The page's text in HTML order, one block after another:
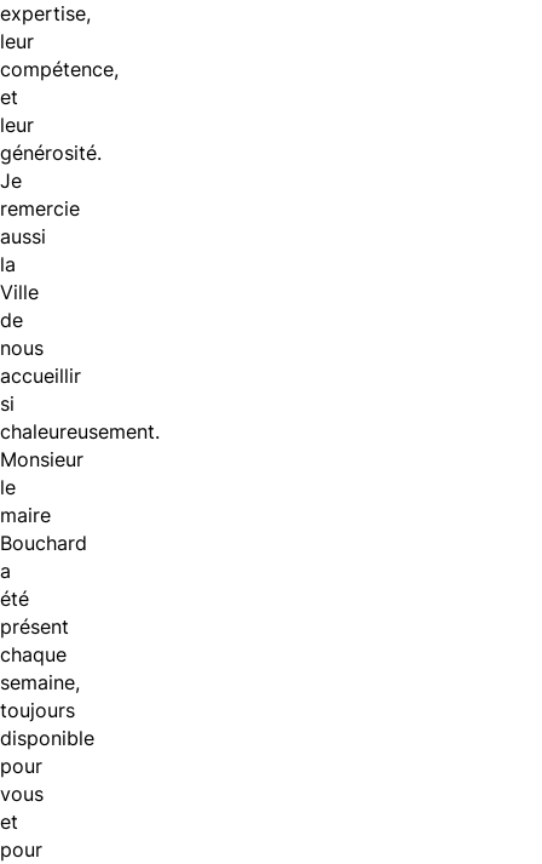
expertise,
leur
compétence,
et
leur
générosité.
Je
remercie
aussi
la
Ville
de
nous
accueillir
si
chaleureusement.
Monsieur
le
maire
Bouchard
a
été
présent
chaque
semaine,
toujours
disponible
pour
vous
et
pour